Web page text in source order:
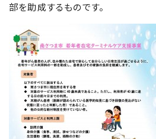
部を助成するものです。